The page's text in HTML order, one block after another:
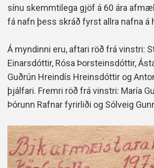
sínu skemmtilega gjöf á 60 ára
fá nafn þess skráð fyrst allra nafna á
Á myndinni eru, aftari röð frá vinstri:
Einarsdóttir, Rósa Þorsteinsdóttir,
Guðrún Hreindís Hreinsdóttir og
þjálfari. Fremri röð frá vinstri: María
Þórunn Rafnar fyrirliði og Sólveig